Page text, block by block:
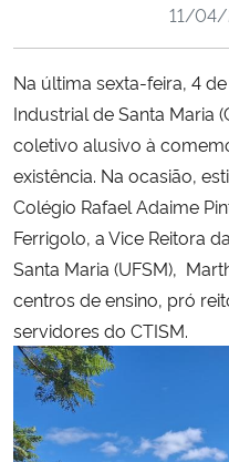
Ministério da Ciência, Tecnologia,
Ministério do Meio Ambiente
Ministério do Turismo
Ministério do Desenvolvimento
Controladoria-Geral da União
Ministério da Mulher, da Família e
11/04/
Na última sexta-feira, 4
Industrial de Santa Maria
coletivo alusivo à
existência. Na ocasião,
Colégio Rafael Adaime
Ferrigolo, a Vice Reitora
Santa Maria (UFSM),
centros de ensino, pró
servidores do CTISM.